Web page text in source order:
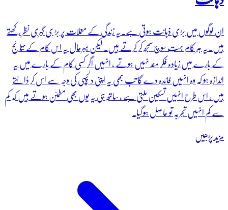
ان لوگوں میں بڑی ذہانت ہوتی ہے۔یہ زندگی کے معملات پر بڑ ی گہری نظر رکھتے
ہیں۔یہ ہر کام بہت سوچ سمجھ کر کرتے ہیں۔ لیکن بہرحال یہ اس کام کے نتائج
کے بارے میں زیادہ فکر مند نہیں ہوتے ، انہیں اگر کسی کام کے بارے میں یہ
اندازہ ہو کہ وہ انہیں فائدہ دے گا تب بھی یہ اپنی دلچسپی کی وجہ سے اس کر ڈالتے
ہیں ، اس طرح انہیں تسکین ملتی ہے ، ساتھ ہی یہ یوں بھی مطمئن ہوتے ہیں کہ کم
سے کم انہیں تجربہ تو حاصل ہو گیا۔
مزید پڑھیں